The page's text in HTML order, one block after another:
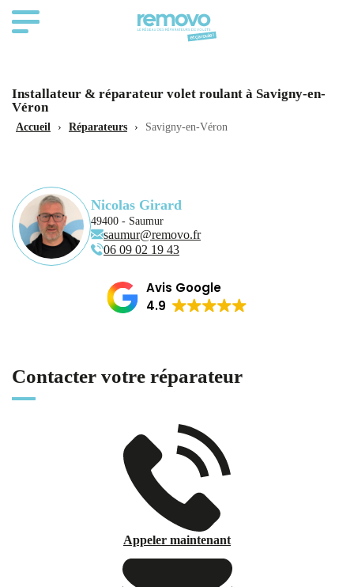
Installateur & réparateur volet roulant à Savigny-en-
Véron
Accueil › Réparateurs › Savigny-en-Véron
Nicolas Girard
49400 - Saumur
saumur@removo.fr
06 09 02 19 43
Avis Google
4.9
Contacter votre réparateur
Appeler maintenant